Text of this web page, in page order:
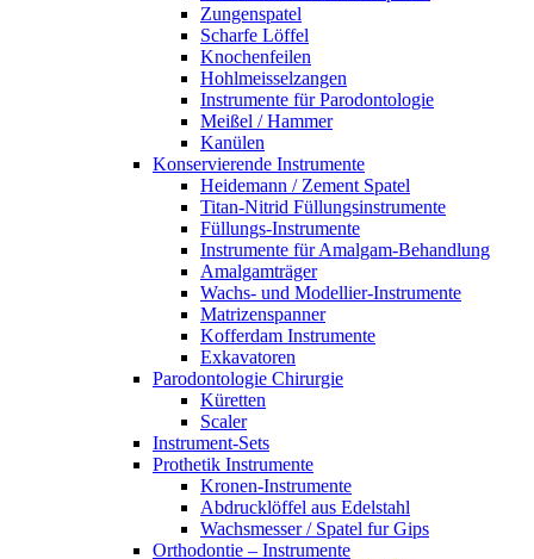
Zungenspatel
Scharfe Löffel
Knochenfeilen
Hohlmeisselzangen
Instrumente für Parodontologie
Meißel / Hammer
Kanülen
Konservierende Instrumente
Heidemann / Zement Spatel
Titan-Nitrid Füllungsinstrumente
Füllungs-Instrumente
Instrumente für Amalgam-Behandlung
Amalgamträger
Wachs- und Modellier-Instrumente
Matrizenspanner
Kofferdam Instrumente
Exkavatoren
Parodontologie Chirurgie
Küretten
Scaler
Instrument-Sets
Prothetik Instrumente
Kronen-Instrumente
Abdrucklöffel aus Edelstahl
Wachsmesser / Spatel fur Gips
Orthodontie – Instrumente